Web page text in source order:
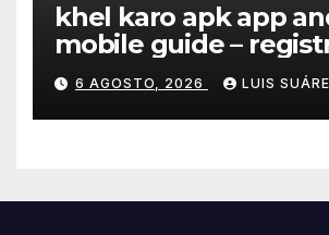
khel karo apk app
mobile guide –
bonuses, payments &
security for Indian
6 AGOSTO, 2026 LUIS